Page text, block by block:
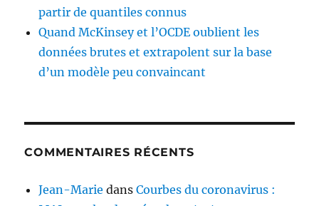
partir de quantiles connus
Quand McKinsey et l’OCDE oublient les
données brutes et extrapolent sur la base
d’un modèle peu convaincant
COMMENTAIRES RÉCENTS
Jean-Marie dansCourbes du coronavirus :